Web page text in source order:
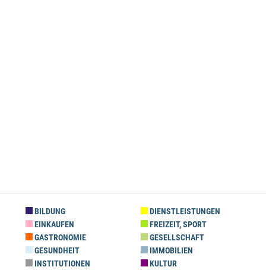
BILDUNG
DIENSTLEISTUNGEN
EINKAUFEN
FREIZEIT, SPORT
GASTRONOMIE
GESELLSCHAFT
GESUNDHEIT
IMMOBILIEN
INSTITUTIONEN
KULTUR